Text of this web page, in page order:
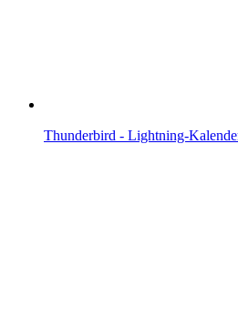
Thunderbird - Lightning-